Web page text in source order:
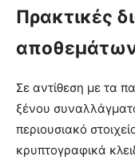
Πρακτικές
Σε αντίθεση με τα
ξένου
περιουσιακό
κρυπτογραφικά